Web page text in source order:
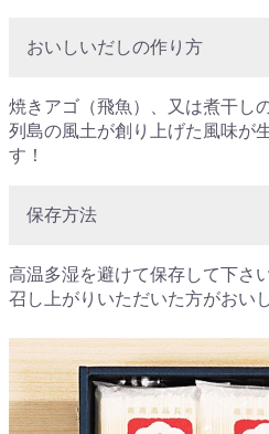
おいしいだしの作り方
焼きアゴ（飛魚）、又は煮干し
列島の風土が創り上げた風味が
す！
保存方法
高温多湿を避けて保存して下さ
召し上がりいただいた方がおい